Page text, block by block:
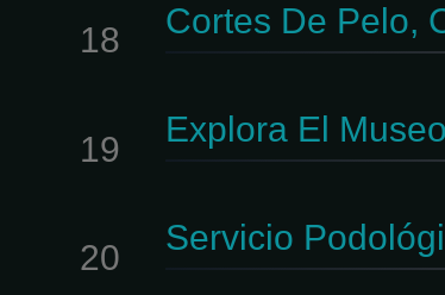
18 Cortes De Pelo,
19 Explora El
20 Servicio